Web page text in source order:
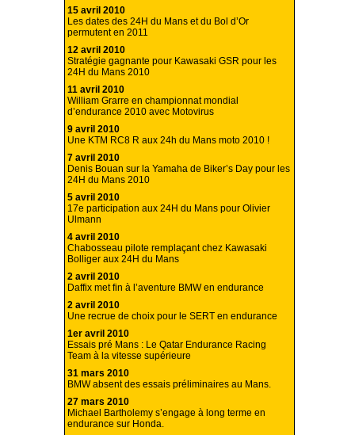
15 avril 2010
Les dates des 24H du Mans et du Bol d’Or
permutent en 2011
12 avril 2010
Stratégie gagnante pour Kawasaki GSR pour les
24H du Mans 2010
11 avril 2010
William Grarre en championnat mondial
d’endurance 2010 avec Motovirus
9 avril 2010
Une KTM RC8 R aux 24h du Mans moto 2010 !
7 avril 2010
Denis Bouan sur la Yamaha de Biker’s Day pour les
24H du Mans 2010
5 avril 2010
17e participation aux 24H du Mans pour Olivier
Ulmann
4 avril 2010
Chabosseau pilote remplaçant chez Kawasaki
Bolliger aux 24H du Mans
2 avril 2010
Daffix met fin à l’aventure BMW en endurance
2 avril 2010
Une recrue de choix pour le SERT en endurance
1er avril 2010
Essais pré Mans : Le Qatar Endurance Racing
Team à la vitesse supérieure
31 mars 2010
BMW absent des essais préliminaires au Mans.
27 mars 2010
Michael Bartholemy s’engage à long terme en
endurance sur Honda.